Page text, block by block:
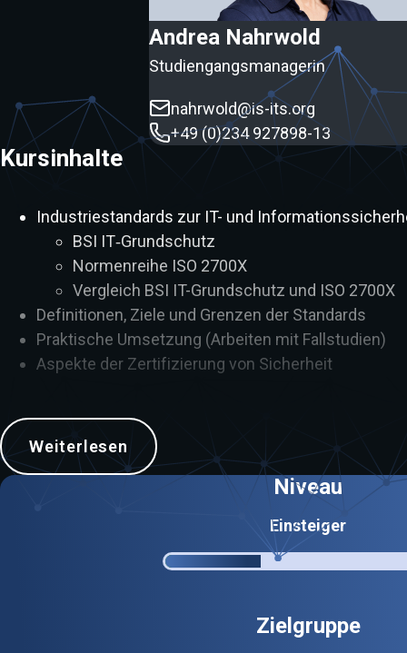
Andrea Nahrwold
Studiengangsmanagerin
nahrwold@is-its.org
+49 (0)234 927898-13
Kursinhalte
Industriestandards zur IT- und
BSI IT‑Grundschutz
Normenreihe ISO 2700X
Vergleich BSI IT-Grundschutz und ISO 2700X
Definitionen, Ziele und Grenzen der Standards
Praktische Umsetzung (Arbeiten mit Fallstudien)
Aspekte der Zertifizierung von Sicherheit
Weiterlesen
Niveau
Einsteiger
Zielgruppe